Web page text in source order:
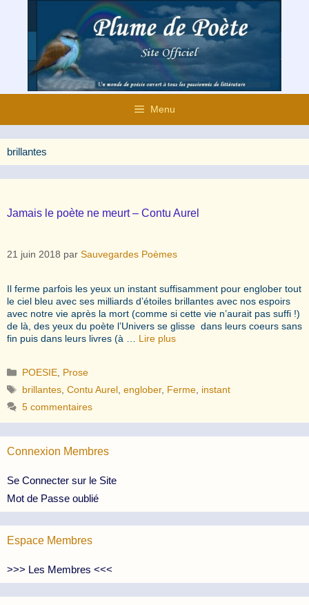
contenu
Menu
brillantes
Jamais le poète ne meurt – Contu Aurel
21 juin 2018 par Sauvegardes Poèmes
Il ferme parfois les yeux un instant suffisamment pour englober tout
le ciel bleu avec ses milliards d’étoiles brillantes avec nos espoirs
avec notre vie après la mort (comme si cette vie n’aurait pas suffi !)
de là, des yeux du poète l’Univers se glisse dans leurs coeurs sans
fin puis dans leurs livres (à … Lire plus
Catégories
POESIE Prose
Étiquettes
brillantes ,Contu Aurel ,englober, Ferme instant
5 commentaires
Connexion Membres
Se Connecter sur le Site
Mot de Passe oublié
Espace Membres
>>> Les Membres <<<